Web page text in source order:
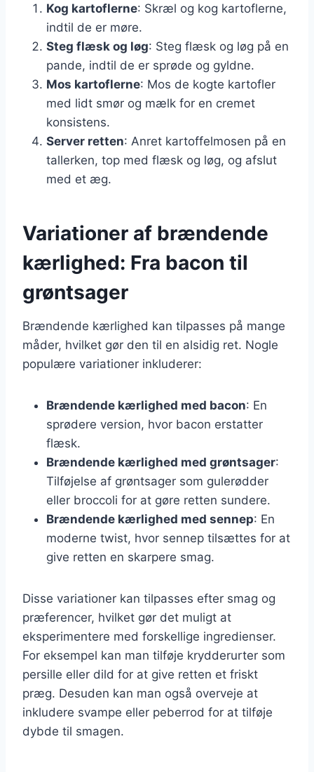
Kog kartoflerne: Skræl og kog kartoflerne,
indtil de er møre.
Steg flæsk og løg: Steg flæsk og løg på en
pande, indtil de er sprøde og gyldne.
Mos kartoflerne: Mos de kogte kartofler
med lidt smør og mælk for en cremet
konsistens.
Server retten: Anret kartoffelmosen på en
tallerken, top med flæsk og løg, og afslut
med et æg.
Variationer af brændende
kærlighed: Fra bacon til
grøntsager
Brændende kærlighed kan tilpasses på mange
måder, hvilket gør den til en alsidig ret. Nogle
populære variationer inkluderer:
Brændende kærlighed med bacon: En
sprødere version, hvor bacon erstatter
flæsk.
Brændende kærlighed med grøntsager:
Tilføjelse af grøntsager som gulerødder
eller broccoli for at gøre retten sundere.
Brændende kærlighed med sennep: En
moderne twist, hvor sennep tilsættes for at
give retten en skarpere smag.
Disse variationer kan tilpasses efter smag og
præferencer, hvilket gør det muligt at
eksperimentere med forskellige ingredienser.
For eksempel kan man tilføje krydderurter som
persille eller dild for at give retten et friskt
præg. Desuden kan man også overveje at
inkludere svampe eller peberrod for at tilføje
dybde til smagen.